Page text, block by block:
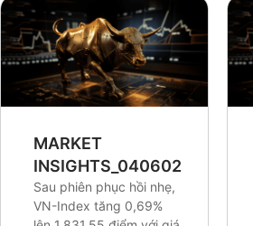
MARKET
INSIGHTS_0406026
Sau phiên phục hồi nhẹ,
VN-Index tăng 0,69%